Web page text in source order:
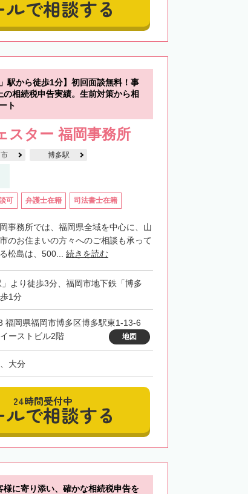
ルで相談する
駅から徒歩1分】初回面談無料！事
相続税申告実績。生前対策から相
ト
スター 福岡事務所
博多駅
可 弁護士在籍 司法書士在籍
事務所では、福岡県全域を中心に、山
のお住まいの方々へのご相談も承って
松島は、500... 続きを読む
より徒歩3分、福岡市地下鉄「博多
1分
福岡県福岡市博多区博多駅東1-13-6
ーストビル2階
地図
大分
24時間受付中
ルで相談する
様に寄り添い、確かな相続税申告を